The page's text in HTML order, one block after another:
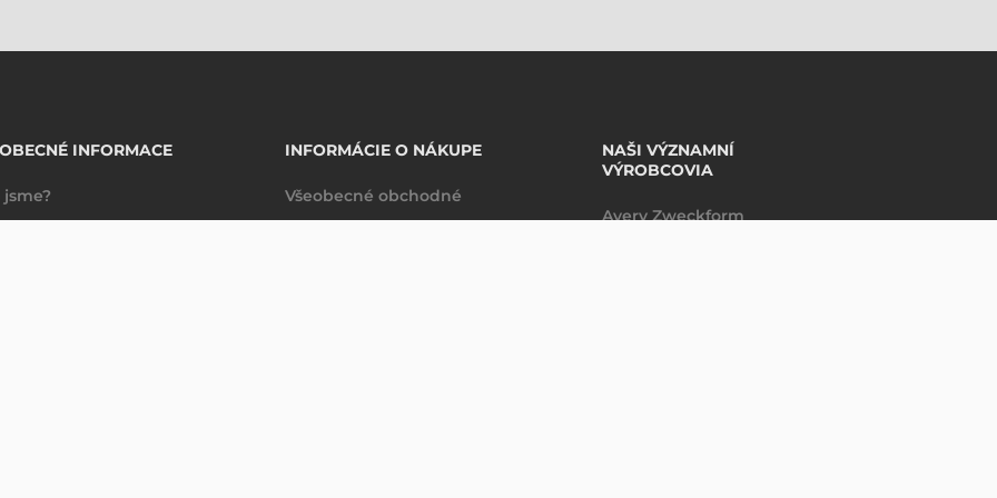
INFORMACE
jsme?
INFORMÁCIE O NÁKUPE
Všeobecné obchodné
NAŠI VÝZNAMNÍ
VÝROBCOVIA
Avery Zweckform